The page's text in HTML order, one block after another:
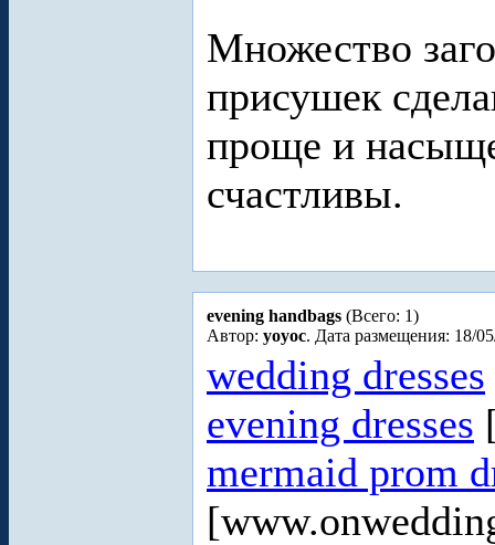
Множество
присушек
проще и
счастливы.
evening handbags (Всего: 1)
Автор: yoyoc. Дата размещения: 18/
wedding dresses
evening dresses
mermaid prom